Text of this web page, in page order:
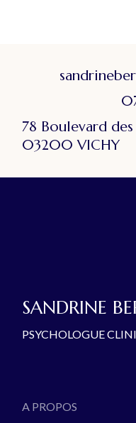
78 Boulevard
03200 VICHY
SANDRINE
PSYCHOLOGUE
A PROPOS